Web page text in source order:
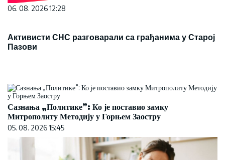
06. 08. 2026 12:28
Активисти СНС разговарали са грађанима у Старој
Пазови
Сазнања „Политике”: Ко је поставио замку
Митрополиту Методију у Горњем Заостру
05. 08. 2026 15:45